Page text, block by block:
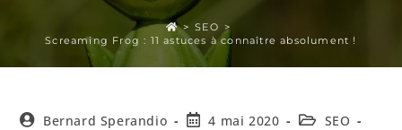
> SEO >
Screaming Frog : 11 astuces à connaître absolument !
Bernard Sperandio 4 mai 2020
SEO